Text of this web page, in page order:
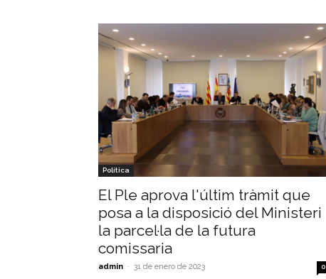
Política
El Ple aprova l'últim tràmit que
posa a la disposició del Ministeri
la parcel·la de la futura
comissaria
admin - 31 de enero de 2023 0